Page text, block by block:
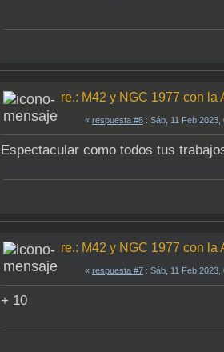
re.: M42 y NGC 1977 con la
« respuesta #6 : Sáb, 11 Feb
Espectacular como todos tus
re.: M42 y NGC 1977 con la
« respuesta #7 : Sáb, 11 Feb
+ 10